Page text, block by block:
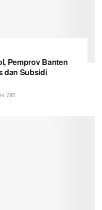
Pemprov Banten
dan Subsidi
WIB